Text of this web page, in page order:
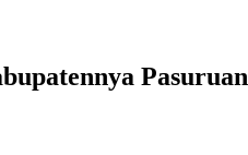
Pasuruan